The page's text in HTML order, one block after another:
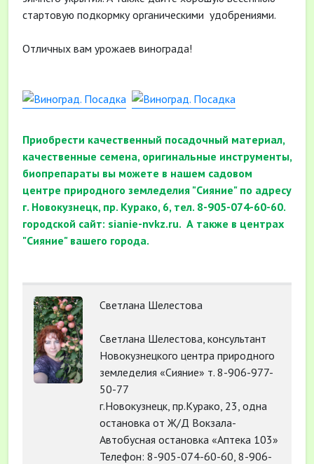
стартовую подкормку органическими удобрениями.
Отличных вам урожаев винограда!
Приобрести качественный посадочный материал,
качественные семена, оригинальные инструменты,
биопрепараты вы можете в нашем садовом
центре природного земледелия "Сияние" по адресу
г. Новокузнецк, пр. Курако, 6, тел. 8-905-074-60-60.
городской сайт: sianie-nvkz.ru. А также в центрах
"Сияние" вашего города.
Светлана Шелестова
Светлана Шелестова, консультант
Новокузнецкого центра природного
земледелия «Сияние» т. 8-906-977-
50-77
г.Новокузнецк, пр.Курако, 23, одна
остановка от Ж/Д Вокзала-
Автобусная остановка «Аптека 103»
Телефон: 8-905-074-60-60, 8-906-